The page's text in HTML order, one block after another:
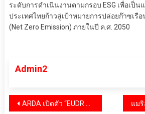
ระดับการดำเนินงานตามกรอบ ESG เพื่อเป็น
ประเทศไทยก้าวสู่เป้าหมายการปล่อยก๊าซเรื
(Net Zero Emission) ภายในปี ค.ศ. 2050
Admin2
แนะแนว
ARDA เปิดตัว “EUDR Thailand Traceability Platform” ประกาศความพร้อมไทยสู้กติกาโลกใหม่ รักษาตลาดเกษตรส่งออกEU กว่า 2 หมื่นล้าน